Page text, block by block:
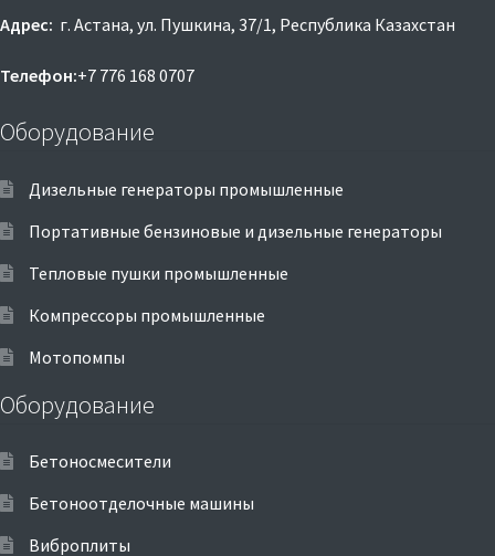
Адрес: г. Астана, ул. Пушкина, 37/1, Республика Казахстан
Телефон:+7 776 168 0707
Оборудование
Дизельные генераторы промышленные
Портативные бензиновые и дизельные генераторы
Тепловые пушки промышленные
Компрессоры промышленные
Мотопомпы
Оборудование
Бетоносмесители
Бетоноотделочные машины
Виброплиты